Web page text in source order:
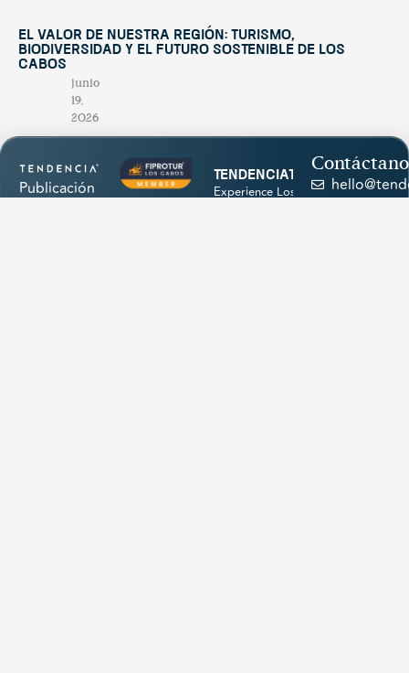
El valor de nuestra región: turismo,
biodiversidad y el futuro sostenible de Los
Cabos
junio
19,
2026
Publicación
tendenciatravel
Experience Los Cabos